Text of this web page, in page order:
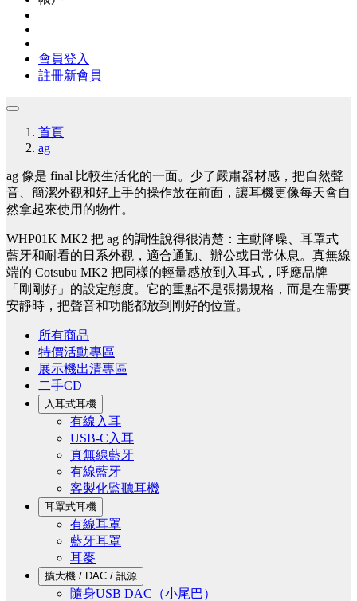
會員登入
註冊新會員
首頁
ag
ag 像是 final 比較生活化的一面。少了嚴肅器材感，把自然聲
音、簡潔外觀和好上手的操作放在前面，讓耳機更像每天會自
然拿起來使用的物件。
WHP01K MK2 把 ag 的調性說得很清楚：主動降噪、耳罩式
藍牙和耐看的日系外觀，適合通勤、辦公或日常休息。真無線
端的 Cotsubu MK2 把同樣的輕量感放到入耳式，呼應品牌
「剛剛好」的設定態度。它的重點不是張揚規格，而是在需要
安靜時，把聲音和功能都放到剛好的位置。
所有商品
特價活動專區
展示機出清專區
二手CD
入耳式耳機
有線入耳
USB-C入耳
真無線藍牙
有線藍牙
客製化監聽耳機
耳罩式耳機
有線耳罩
藍牙耳罩
耳麥
擴大機 / DAC / 訊源
隨身USB DAC（小尾巴）